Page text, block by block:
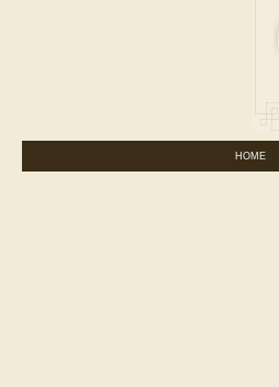
HOME｜